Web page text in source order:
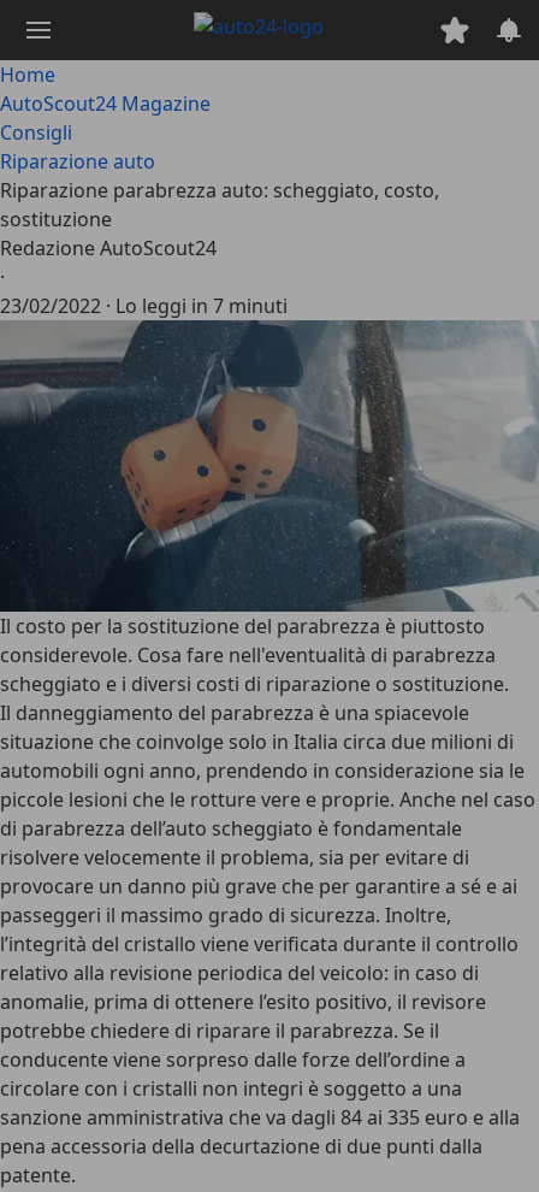
contenuto
principale
Home
AutoScout24 Magazine
Consigli
Riparazione auto
Riparazione parabrezza auto: scheggiato, costo,
sostituzione
Redazione AutoScout24
·
23/02/2022 · Lo leggi in 7 minuti
Il costo per la sostituzione del parabrezza è piuttosto
considerevole. Cosa fare nell'eventualità di parabrezza
scheggiato e i diversi costi di riparazione o sostituzione.
Il danneggiamento del parabrezza è una spiacevole
situazione che coinvolge solo in Italia circa due milioni di
automobili ogni anno, prendendo in considerazione sia le
piccole lesioni che le rotture vere e proprie. Anche nel caso
di parabrezza dell’auto scheggiato è fondamentale
risolvere velocemente il problema, sia per evitare di
provocare un danno più grave che per garantire a sé e ai
passeggeri il massimo grado di sicurezza. Inoltre,
l’integrità del cristallo viene verificata durante il controllo
relativo alla revisione periodica del veicolo: in caso di
anomalie, prima di ottenere l’esito positivo, il revisore
potrebbe chiedere di riparare il parabrezza. Se il
conducente viene sorpreso dalle forze dell’ordine a
circolare con i cristalli non integri è soggetto a una
sanzione amministrativa che va dagli 84 ai 335 euro e alla
pena accessoria della decurtazione di due punti dalla
patente.